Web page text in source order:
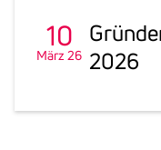
10
März 26 2026